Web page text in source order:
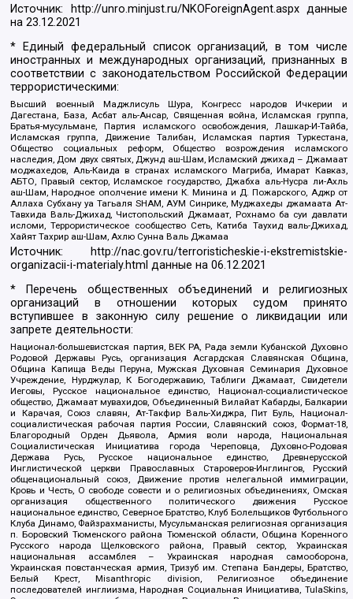
Источник: http://unro.minjust.ru/NKOForeignAgent.aspxданные
на23.12.2021
* Единый федеральный список организаций, в том числе
иностранных и международных организаций, признанных в
соответствии с законодательством Российской Федерации
террористическими:
Высший военный Маджлисуль Шура, Конгресс народов Ичкерии и
Дагестана, База, Асбат аль-Ансар, Священная война, Исламская группа,
Братья-мусульмане, Партия исламского освобождения, Лашкар-И-Тайба,
Исламская группа, Движение Талибан, Исламская партия Туркестана,
Общество социальных реформ, Общество возрождения исламского
наследия, Дом двух святых, Джунд аш-Шам, Исламский джихад – Джамаат
моджахедов, Аль-Каида в странах исламского Магриба, Имарат Кавказ,
АБТО, Правый сектор, Исламское государство, Джабха аль-Нусра ли-Ахль
аш-Шам, Народное ополчение имени К. Минина и Д. Пожарского, Аджр от
Аллаха Субхану уа Тагьаля SHAM, АУМ Синрике, Муджахеды джамаата Ат-
Тавхида Валь-Джихад, Чистопольский Джамаат, Рохнамо ба суи давлати
исломи, Террористическое сообщество Сеть, Катиба Таухид валь-Джихад,
Хайят Тахрир аш-Шам, Ахлю Сунна Валь Джамаа
Источник:
http://nac.gov.ru/terroristicheskie-i-ekstremistskie-
organizacii-i-materialy.html данные на06.12.2021
* Перечень общественных объединений и религиозных
организаций в отношении которых судом принято
вступившее в законную силу решение о ликвидации или
запрете деятельности:
Национал-большевистская партия, ВЕК РА, Рада земли Кубанской Духовно
Родовой Державы Русь, организация Асгардская Славянская Община,
Община Капища Веды Перуна, Мужская Духовная Семинария Духовное
Учреждение, Нурджулар, К Богодержавию, Таблиги Джамаат, Свидетели
Иеговы, Русское национальное единство, Национал-социалистическое
общество, Джамаат мувахидов, Объединенный Вилайат Кабарды, Балкарии
и Карачая, Союз славян, Ат-Такфир Валь-Хиджра, Пит Буль, Национал-
социалистическая рабочая партия России, Славянский союз, Формат-18,
Благородный Орден Дьявола, Армия воли народа, Национальная
Социалистическая Инициатива города Череповца, Духовно-Родовая
Держава Русь, Русское национальное единство, Древнерусской
Инглистической церкви Православных Староверов-Инглингов, Русский
общенациональный союз, Движение против нелегальной иммиграции,
Кровь и Честь, О свободе совести и о религиозных объединениях, Омская
организация общественного политического движения Русское
национальное единство, Северное Братство, Клуб Болельщиков Футбольного
Клуба Динамо, Файзрахманисты, Мусульманская религиозная организация
п. Боровский Тюменского района Тюменской области, Община Коренного
Русского народа Щелковского района, Правый сектор, Украинская
национальная ассамблея – Украинская народная самооборона,
Украинская повстанческая армия, Тризуб им. Степана Бандеры, Братство,
Белый Крест, Misanthropic division, Религиозное объединение
последователей инглиизма, Народная Социальная Инициатива, TulaSkins,